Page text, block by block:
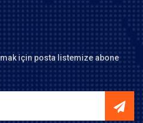
için posta listemize abone